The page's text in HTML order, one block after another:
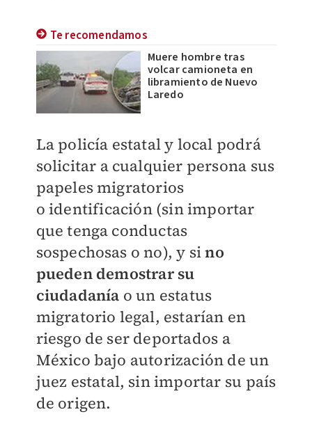
Te recomendamos
Muere hombre tras
volcar camioneta en
libramiento de Nuevo
Laredo
La policía estatal y local podrá
solicitar a cualquier persona sus
papeles migratorios
o identificación (sin importar
que tenga conductas
sospechosas o no), y sino
pueden demostrar su
ciudadanía o un estatus
migratorio legal, estarían en
riesgo de ser deportados a
México bajo autorización de un
juez estatal, sin importar su país
de origen.